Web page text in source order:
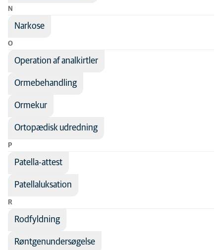
N
Narkose
O
Operation af analkirtler
Ormebehandling
Ormekur
Ortopædisk udredning
P
Patella-attest
Patellaluksation
R
Rodfyldning
Røntgenundersøgelse